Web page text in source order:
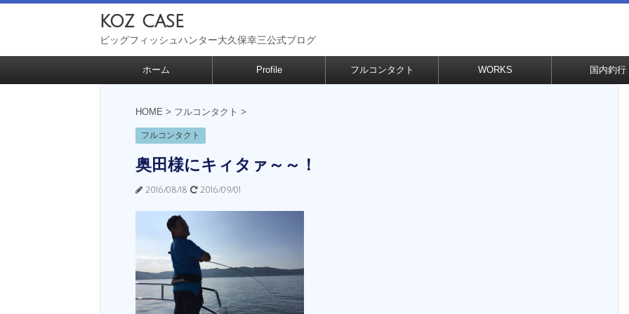
koz case
ビッグフィッシュハンター大久保幸三公式ブログ
ホーム Profile フルコンタクト WORKS 国内釣行
HOME > フルコンタクト >
フルコンタクト
奥田様にキィタァ～～！
2016/08/18 2016/09/01